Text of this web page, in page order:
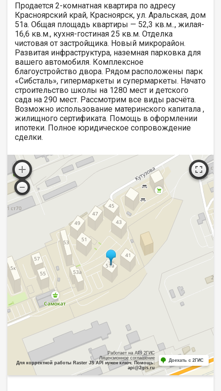
Продается 2-комнатная квартира по адресу
Красноярский край, Красноярск, ул. Аральская, дом
51а. Общая площадь квартиры — 52,3 кв.м.., жилая-
16,6 кв.м., кухня-гостиная 25 кв.м. Отделка
чистовая от застройщика. Новый микрорайон.
Развитая инфраструктура, наземная парковка для
вашего автомобиля. Комплексное
благоустройство двора. Рядом расположены парк
«Сибсталь», гипермаркеты и супермаркеты. Начато
строительство школы на 1280 мест и детского
сада на 290 мест. Рассмотрим все виды расчёта.
Возможно использование материнского капитала ,
жилищного сертификата. Помощь в оформлении
ипотеки. Полное юридическое сопровождение
сделки.
Работает на API 2ГИС
Лицензионное соглашение
Для корректной работы Raster JS API нужен ключ. Помощь:
api@2gis.ru
Доехать с 2ГИС